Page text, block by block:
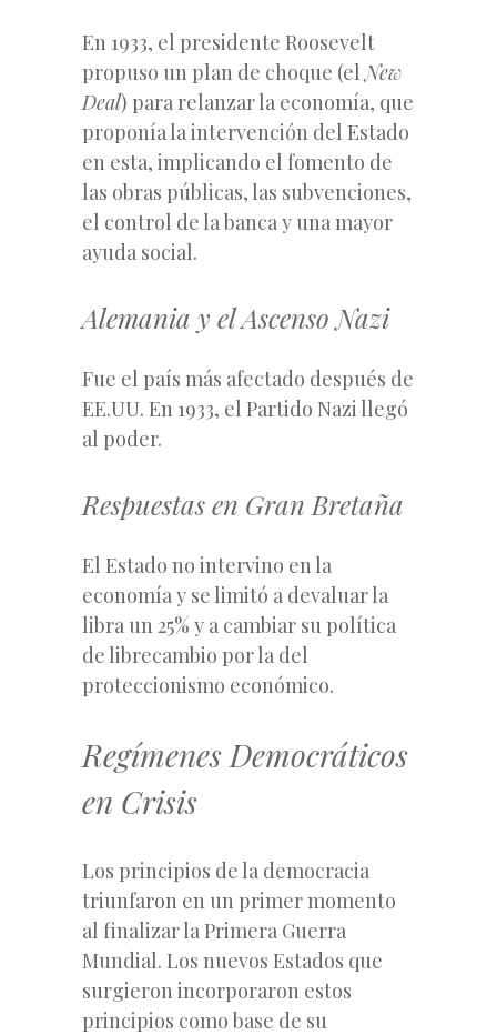
En 1933, el presidente Roosevelt
propuso un plan de choque (elNew
Deal) para relanzar la economía, que
proponía la intervención del Estado
en esta, implicando el fomento de
las obras públicas, las subvenciones,
el control de la banca y una mayor
ayuda social.
Alemania y el Ascenso Nazi
Fue el país más afectado después de
EE.UU. En 1933, el Partido Nazi llegó
al poder.
Respuestas en Gran Bretaña
El Estado no intervino en la
economía y se limitó a devaluar la
libra un 25% y a cambiar su política
de librecambio por la del
proteccionismo económico.
Regímenes Democráticos
en Crisis
Los principios de la democracia
triunfaron en un primer momento
al finalizar la Primera Guerra
Mundial. Los nuevos Estados que
surgieron incorporaron estos
principios como base de su